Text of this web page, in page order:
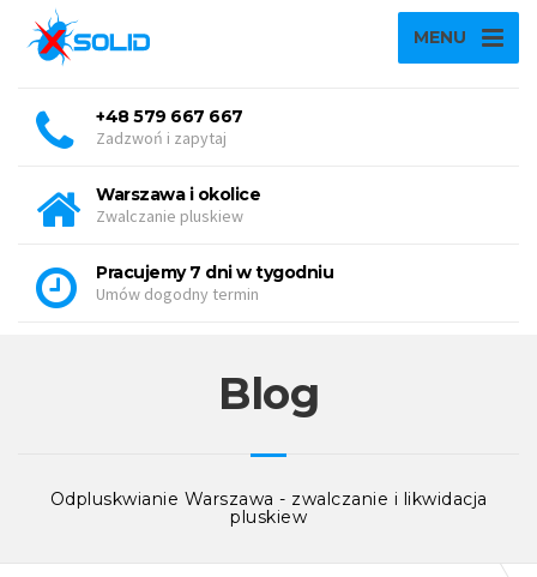
MENU
+48 579 667 667
Zadzwoń i zapytaj
Warszawa i okolice
Zwalczanie pluskiew
Pracujemy 7 dni w tygodniu
Umów dogodny termin
Blog
Odpluskwianie Warszawa - zwalczanie i likwidacja
pluskiew